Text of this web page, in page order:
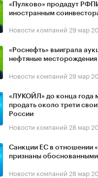
«Пулково» продадут
иностранным
Новости компаний 29 мар
«Роснефть» выиграла
нефтяные месторождения
Новости компаний 29 мар
«ЛУКОЙЛ» до конца года
продать около трети
России
Новости компаний 28 мар
Санкции ЕС в отношении
признаны обоснованными
Новости компаний 28 мар